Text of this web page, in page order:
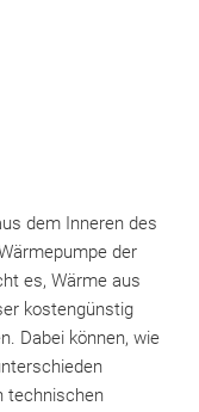
dem Inneren des
der
es, Wärme aus
kostengünstig
Dabei können, wie
technischen